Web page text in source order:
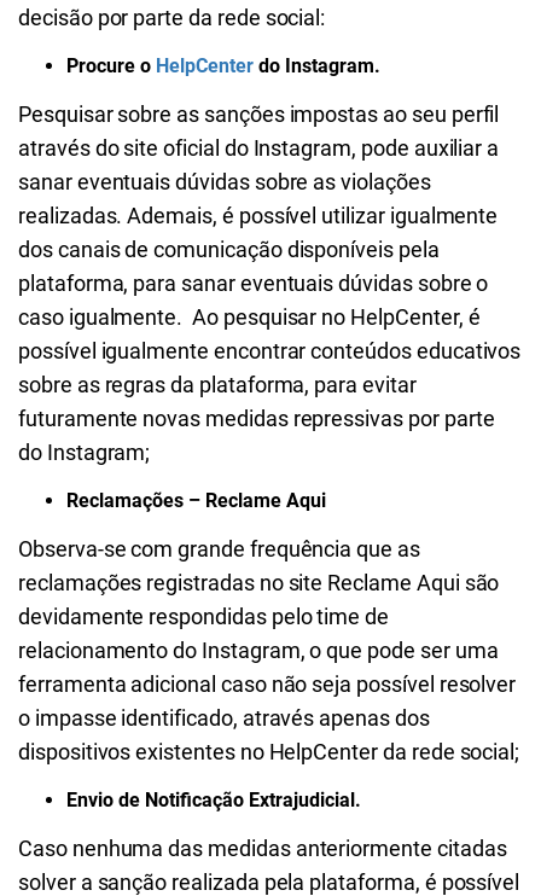
decisão por parte da rede social:
Procure o HelpCenter do Instagram.
Pesquisar sobre as sanções impostas ao seu perfil
através do site oficial do Instagram, pode auxiliar a
sanar eventuais dúvidas sobre as violações
realizadas. Ademais, é possível utilizar igualmente
dos canais de comunicação disponíveis pela
plataforma, para sanar eventuais dúvidas sobre o
caso igualmente. Ao pesquisar no HelpCenter, é
possível igualmente encontrar conteúdos educativos
sobre as regras da plataforma, para evitar
futuramente novas medidas repressivas por parte
do Instagram;
Reclamações – Reclame Aqui
Observa-se com grande frequência que as
reclamações registradas no site Reclame Aqui são
devidamente respondidas pelo time de
relacionamento do Instagram, o que pode ser uma
ferramenta adicional caso não seja possível resolver
o impasse identificado, através apenas dos
dispositivos existentes no HelpCenter da rede social;
Envio de Notificação Extrajudicial.
Caso nenhuma das medidas anteriormente citadas
solver a sanção realizada pela plataforma, é possível